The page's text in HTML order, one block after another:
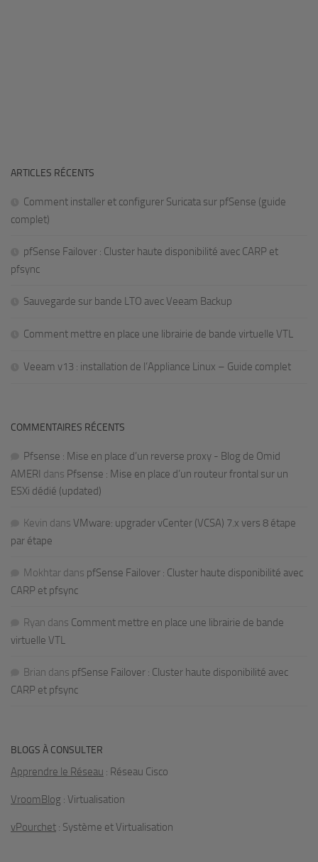
ARTICLES RÉCENTS
Comment installer et configurer Suricata sur pfSense (guide
complet)
pfSense Failover : Cluster haute disponibilité avec CARP et
pfsync
Sauvegarde sur bande LTO avec Veeam Backup
Comment mettre en place une librairie de bande virtuelle VTL
Veeam v13 : installation de l’Appliance Linux – Guide complet
COMMENTAIRES RÉCENTS
Pfsense : Mise en place d’un reverse proxy - Blog de Omid
AMERI dans Pfsense : Mise en place d’un routeur frontal sur un
ESXi dédié (updated)
Kevin dans VMware: upgrader vCenter (VCSA) 7.x vers 8 étape
par étape
Mokhtar dans pfSense Failover : Cluster haute disponibilité avec
CARP et pfsync
Ryan dans Comment mettre en place une librairie de bande
virtuelle VTL
Brian dans pfSense Failover : Cluster haute disponibilité avec
CARP et pfsync
BLOGS À CONSULTER
Apprendre le Réseau : Réseau Cisco
VroomBlog : Virtualisation
vPourchet : Système et Virtualisation